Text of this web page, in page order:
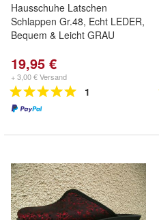
Hausschuhe Latschen
Schlappen Gr.48, Echt LEDER,
Bequem & Leicht GRAU
19,95 €
+ 3,00 € Versand
1